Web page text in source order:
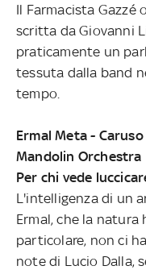
Il Farmacista Gazzé
scritta da Giovanni
praticamente un
tessuta dalla band
tempo.
Ermal Meta -
Mandolin Orchestra
Per chi vede
L'intelligenza di un
Ermal, che la
particolare, non ci
note di Lucio Dalla,